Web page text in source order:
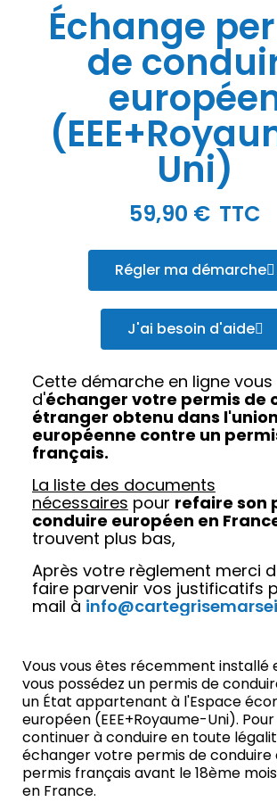
Échange
de
Uni)
59,90 € TTC
Régler ma démarche
J'ai besoin d'aide
Cette démarche en ligne
d'échanger votre permis de
étranger obtenu dans l'union
européenne contre un
français.
La liste des documents
nécessaires pour refaire son
conduire européen en
trouvent plus bas,
Après votre règlement merci
faire parvenir vos justificatifs
mail à
Vous vous êtes récemment installé
vous possédez un permis de
un État appartenant à l'Espace
européen (EEE+Royaume-Uni).
continuer à conduire en toute
échanger votre permis de conduire
permis français avant le 18ème
en France.